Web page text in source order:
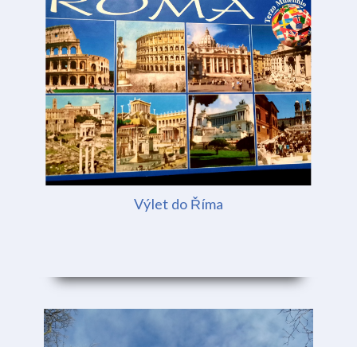
Výlet do Říma